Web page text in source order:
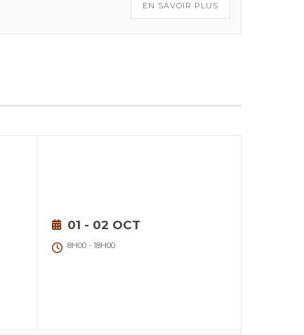
EN SAVOIR PLUS
01 - 02 OCT
8H00 - 18H00